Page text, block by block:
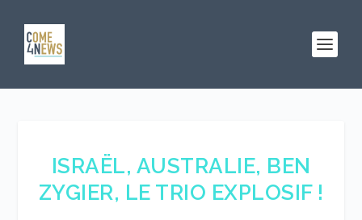
ISRAËL, AUSTRALIE, BEN
ZYGIER, LE TRIO EXPLOSIF !